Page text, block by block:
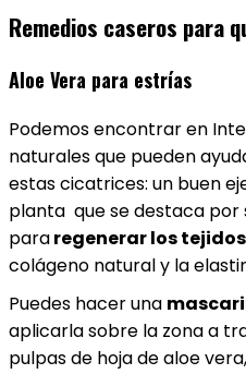
Remedios caseros para
Aloe Vera para estrías
Podemos encontrar en
naturales que pueden
estas cicatrices: un buen
planta que se destaca por
pararegenerar los tejidos
colágeno natural y la
Puedes hacer una
aplicarla sobre la zona a
pulpas de hoja de aloe